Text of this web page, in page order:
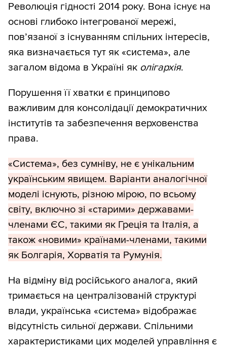
Революція гідності 2014 року. Вона існує на
основі глибоко інтегрованої мережі,
пов’язаної з існуванням спільних інтересів,
яка визначається тут як «система», але
загалом відома в Україні як олігархія.
Порушення її хватки є принципово
важливим для консолідації демократичних
інститутів та забезпечення верховенства
права.
«Система», без сумніву, не є унікальним
українським явищем. Варіанти аналогічної
моделі існують, різною мірою, по всьому
світу, включно зі «старими» державами-
членами ЄС, такими як Греція та Італія, а
також «новими» країнами-членами, такими
як Болгарія, Хорватія та Румунія.
На відміну від російського аналога, який
тримається на централізованій структурі
влади, українська «система» відображає
відсутність сильної держави. Спільними
характеристиками цих моделей управління є